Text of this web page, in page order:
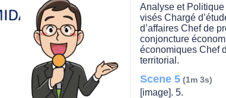
Analyse et
visés Chargé
d’affaires Chef de
conjoncture
économiques Chef
territorial.
Scene 5 (1m 3s)
[image]. 5.